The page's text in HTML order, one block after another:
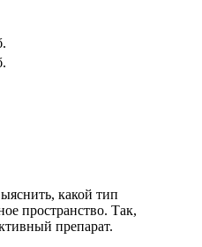
какой тип
пространство. Так,
препарат.